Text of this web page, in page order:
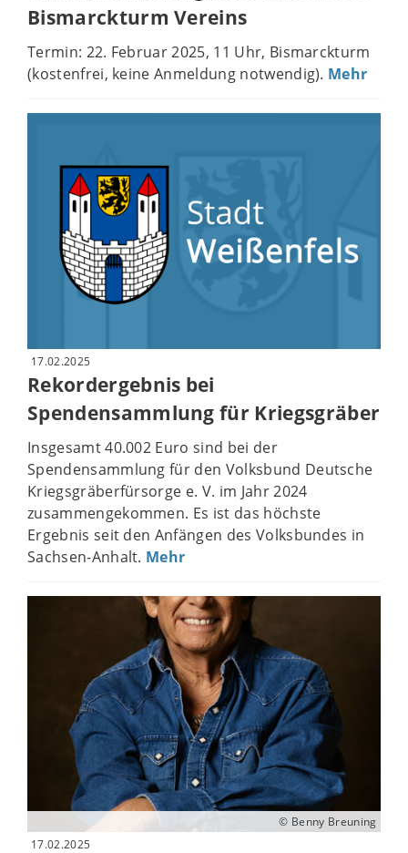
Bismarckturm Vereins
Termin: 22. Februar 2025, 11 Uhr, Bismarckturm
(kostenfrei, keine Anmeldung notwendig). Mehr
17.02.2025
Rekordergebnis bei
Spendensammlung für Kriegsgräber
Insgesamt 40.002 Euro sind bei der
Spendensammlung für den Volksbund Deutsche
Kriegsgräberfürsorge e. V. im Jahr 2024
zusammengekommen. Es ist das höchste
Ergebnis seit den Anfängen des Volksbundes in
Sachsen-Anhalt. Mehr
© Benny Breuning
17.02.2025